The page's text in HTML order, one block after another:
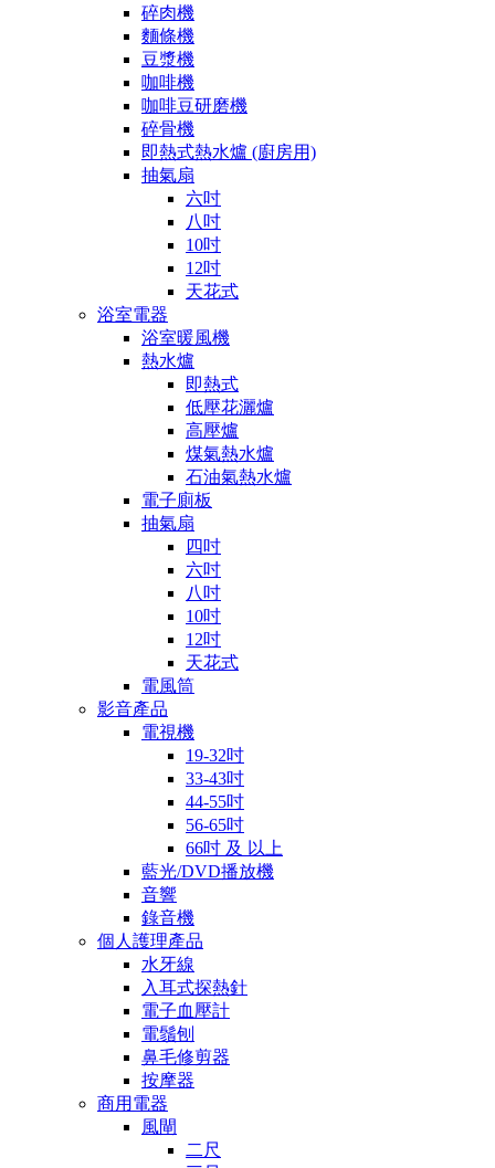
碎肉機
麵條機
豆漿機
咖啡機
咖啡豆研磨機
碎骨機
即熱式熱水爐 (廚房用)
抽氣扇
六吋
八吋
10吋
12吋
天花式
浴室電器
浴室暖風機
熱水爐
即熱式
低壓花灑爐
高壓爐
煤氣熱水爐
石油氣熱水爐
電子廁板
抽氣扇
四吋
六吋
八吋
10吋
12吋
天花式
電風筒
影音產品
電視機
19-32吋
33-43吋
44-55吋
56-65吋
66吋 及 以上
藍光/DVD播放機
音響
錄音機
個人護理產品
水牙線
入耳式探熱針
電子血壓計
電鬚刨
鼻毛修剪器
按摩器
商用電器
風閘
二尺